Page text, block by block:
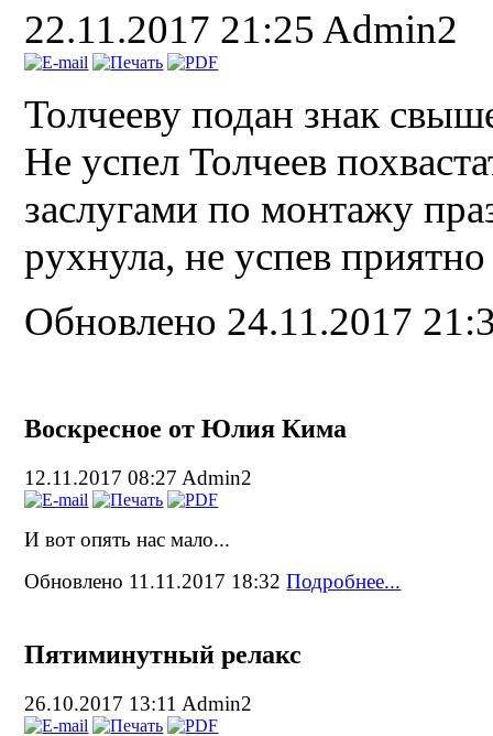
22.11.2017 21:25 Admin2
Толчееву подан знак
Не успел Толчеев
заслугами по монтажу
рухнула, не успев
Обновлено 24.11.2017
Воскресное от Юлия Кима
12.11.2017 08:27 Admin2
И вот опять нас мало...
Обновлено 11.11.2017 18:32Подробнее...
Пятиминутный релакс
26.10.2017 13:11 Admin2